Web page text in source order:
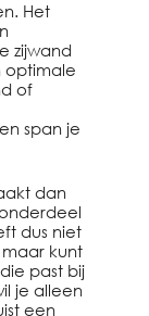
Het
zijwand
optimale
of
span je
dan
dus niet
kunt
past bij
je alleen
een